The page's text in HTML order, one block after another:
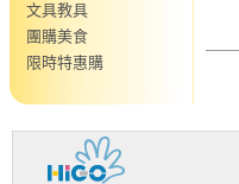
文具教具
團購美食
限時特惠購